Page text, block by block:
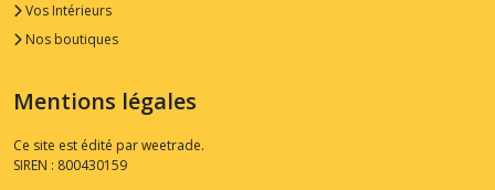
Vos Intérieurs
Nos boutiques
Mentions légales
Ce site est édité par weetrade.
SIREN : 800430159